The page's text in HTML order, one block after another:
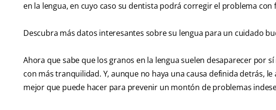
en la lengua, en cuyo caso su dentista podrá corregir el problema con
Descubra más datos interesantes sobre su lengua para un cuidado
Ahora que sabe que los granos en la lengua suelen desaparecer por
con más tranquilidad. Y, aunque no haya una causa definida detrás,
mejor que puede hacer para prevenir un montón de problemas